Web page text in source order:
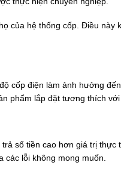
của hệ thống cốp. Điều này
cốp điện làm ảnh hưởng
phẩm lắp đặt tương thích với
số tiền cao hơn giá trị thực
lỗi không mong muốn.